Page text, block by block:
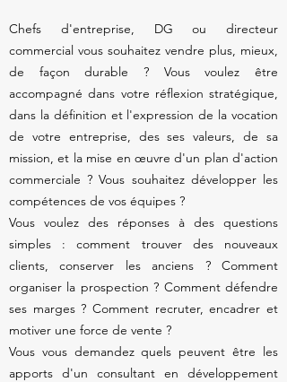
Chefs d'entreprise, DG ou directeur
commercial vous souhaitez vendre plus, mieux,
de façon durable ? Vous voulez être
accompagné dans votre réflexion stratégique,
dans la définition et l'expression de la vocation
de votre entreprise, des ses valeurs, de sa
mission, et la mise en œuvre d'un plan d'action
commerciale ? Vous souhaitez développer les
compétences de vos équipes ?
Vous voulez des réponses à des questions
simples : comment trouver des nouveaux
clients, conserver les anciens ? Comment
organiser la prospection ? Comment défendre
ses marges ? Comment recruter, encadrer et
motiver une force de vente ?
Vous vous demandez quels peuvent être les
apports d'un consultant en développement